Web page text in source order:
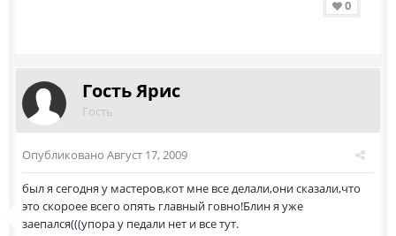
0
Гость Ярис
Гость
Опубликовано Август 17, 2009
был я сегодня у мастеров,кот мне все делали,они сказали,что
это скороее всего опять главный говно!Блин я уже
заепался(((упора у педали нет и все тут.